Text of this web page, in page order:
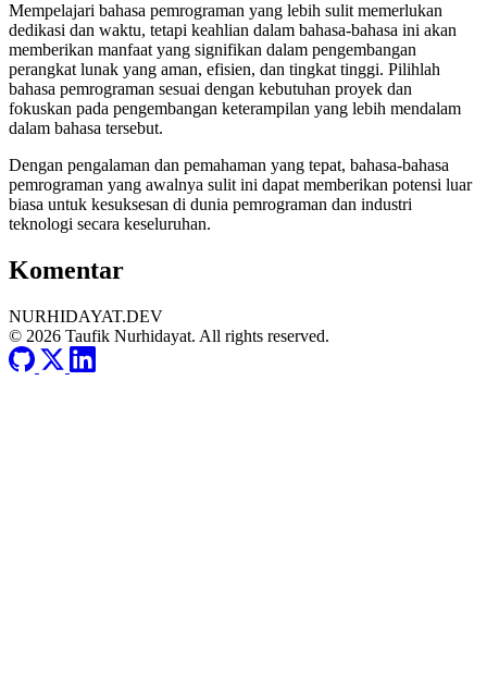
Mempelajari bahasa pemrograman yang lebih sulit memerlukan
dedikasi dan waktu, tetapi keahlian dalam bahasa-bahasa ini akan
memberikan manfaat yang signifikan dalam pengembangan
perangkat lunak yang aman, efisien, dan tingkat tinggi. Pilihlah
bahasa pemrograman sesuai dengan kebutuhan proyek dan
fokuskan pada pengembangan keterampilan yang lebih mendalam
dalam bahasa tersebut.
Dengan pengalaman dan pemahaman yang tepat, bahasa-bahasa
pemrograman yang awalnya sulit ini dapat memberikan potensi luar
biasa untuk kesuksesan di dunia pemrograman dan industri
teknologi secara keseluruhan.
Komentar
NURHIDAYAT.DEV
© 2026 Taufik Nurhidayat. All rights reserved.